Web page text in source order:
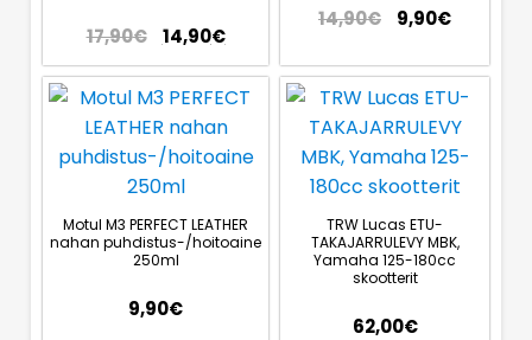
17,90€ 14,90€
14,90€ 9,90€
Motul M3 PERFECT LEATHER
nahan puhdistus-/hoitoaine
250ml
9,90€
TRW Lucas ETU-
TAKAJARRULEVY MBK,
Yamaha 125-180cc
skootterit
62,00€